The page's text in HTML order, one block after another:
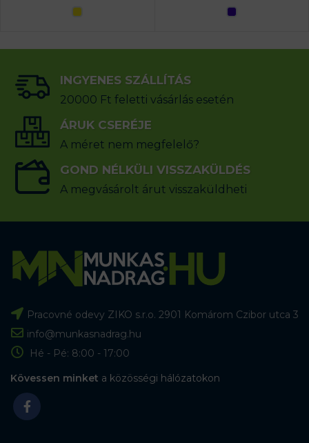
INGYENES SZÁLLÍTÁS
20000 Ft feletti vásárlás esetén
ÁRUK CSERÉJE
A méret nem megfelelő?
GOND NÉLKÜLI VISSZAKÜLDÉS
A megvásárolt árut visszaküldheti
Pracovné odevy ZIKO s.r.o. 2901 Komárom Czibor utca 3
info@munkasnadrag.hu
Hé - Pé: 8:00 - 17:00
Kövessen minket a közösségi hálózatokon